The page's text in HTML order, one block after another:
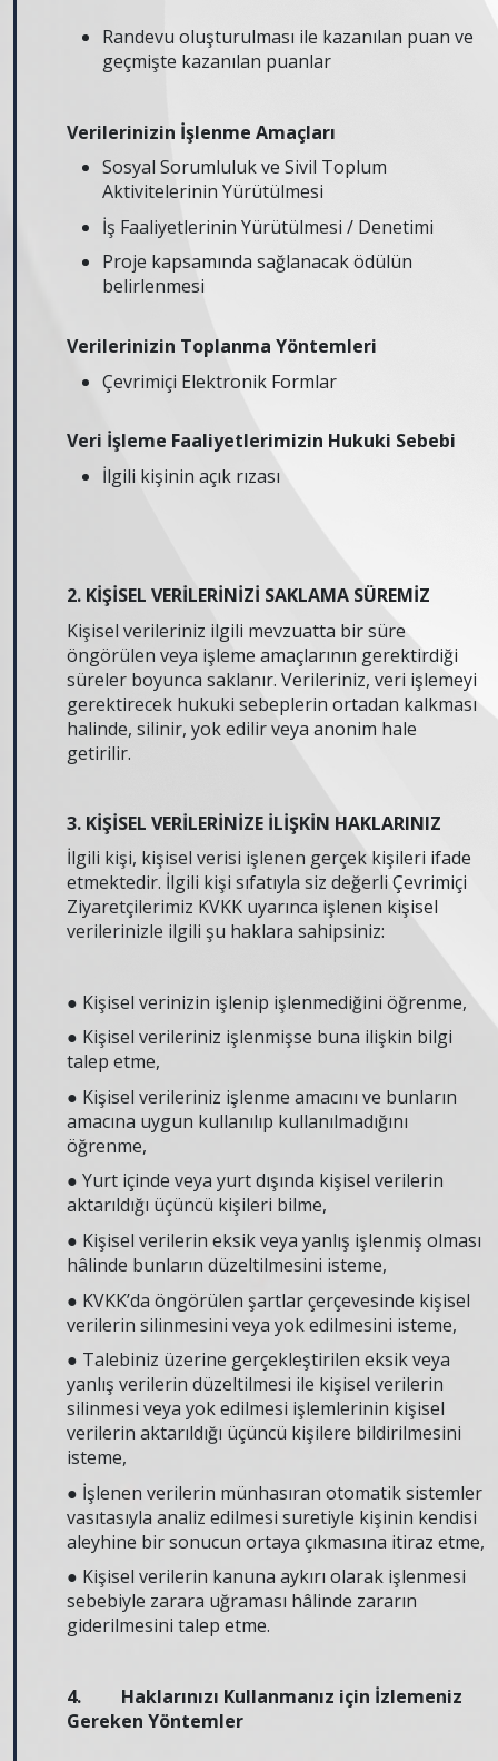
Randevu oluşturulması ile kazanılan puan ve
geçmişte kazanılan puanlar
Verilerinizin İşlenme Amaçları
Sosyal Sorumluluk ve Sivil Toplum
Aktivitelerinin Yürütülmesi
İş Faaliyetlerinin Yürütülmesi / Denetimi
Proje kapsamında sağlanacak ödülün
belirlenmesi
Verilerinizin Toplanma Yöntemleri
Çevrimiçi Elektronik Formlar
Veri İşleme Faaliyetlerimizin Hukuki Sebebi
İlgili kişinin açık rızası
2. KİŞİSEL VERİLERİNİZİ SAKLAMA SÜREMİZ
Kişisel verileriniz ilgili mevzuatta bir süre
öngörülen veya işleme amaçlarının gerektirdiği
süreler boyunca saklanır. Verileriniz, veri işlemeyi
gerektirecek hukuki sebeplerin ortadan kalkması
halinde, silinir, yok edilir veya anonim hale
getirilir.
3. KİŞİSEL VERİLERİNİZE İLİŞKİN HAKLARINIZ
İlgili kişi, kişisel verisi işlenen gerçek kişileri ifade
etmektedir. İlgili kişi sıfatıyla siz değerli Çevrimiçi
Ziyaretçilerimiz KVKK uyarınca işlenen kişisel
verilerinizle ilgili şu haklara sahipsiniz:
● Kişisel verinizin işlenip işlenmediğini öğrenme,
● Kişisel verileriniz işlenmişse buna ilişkin bilgi
talep etme,
● Kişisel verileriniz işlenme amacını ve bunların
amacına uygun kullanılıp kullanılmadığını
öğrenme,
● Yurt içinde veya yurt dışında kişisel verilerin
aktarıldığı üçüncü kişileri bilme,
● Kişisel verilerin eksik veya yanlış işlenmiş olması
hâlinde bunların düzeltilmesini isteme,
● KVKK’da öngörülen şartlar çerçevesinde kişisel
verilerin silinmesini veya yok edilmesini isteme,
● Talebiniz üzerine gerçekleştirilen eksik veya
yanlış verilerin düzeltilmesi ile kişisel verilerin
silinmesi veya yok edilmesi işlemlerinin kişisel
verilerin aktarıldığı üçüncü kişilere bildirilmesini
isteme,
● İşlenen verilerin münhasıran otomatik sistemler
vasıtasıyla analiz edilmesi suretiyle kişinin kendisi
aleyhine bir sonucun ortaya çıkmasına itiraz etme,
● Kişisel verilerin kanuna aykırı olarak işlenmesi
sebebiyle zarara uğraması hâlinde zararın
giderilmesini talep etme.
4. Haklarınızı Kullanmanız için İzlemeniz
Gereken Yöntemler